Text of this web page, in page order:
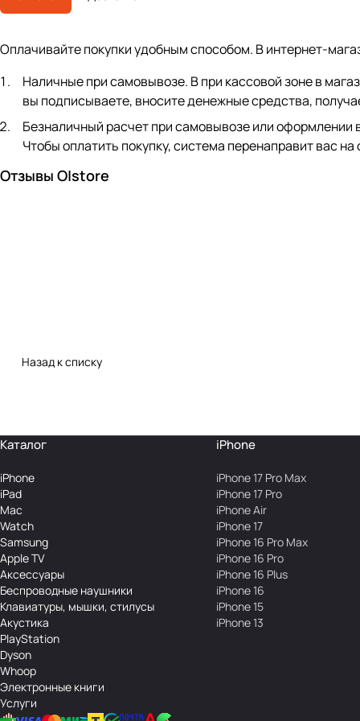
Оплачивайте покупки удобным способом. В интернет-
Наличные при самовывозе. В при кассовой зоне в
вы подписываете, вносите денежные средства,
Безналичный расчет при самовывозе или оформлении
Чтобы оплатить покупку, система перенаправит вас
Отзывы O|store
Назад к списку
Каталог
iPhone
iPad
Mac
Watch
Samsung
Apple TV
Аксесcуары
Беcпроводные наушники
Клавиатуры, мышки, стилусы
Акустика
PlayStation
Dyson
Whoop
Электронные книги
Услуги
iPhone
iPhone 17 Pro Max
iPhone 17 Pro
iPhone Air
iPhone 17
iPhone 16 Pro Max
iPhone 16 Pro
iPhone 16 Plus
iPhone 16
iPhone 15
iPhone 13